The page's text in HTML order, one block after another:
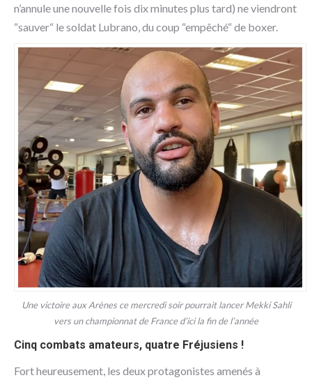
n’annule une nouvelle fois dix minutes plus tard) ne viendront
“sauver“ le soldat Lubrano, du coup “empêché“ de boxer.
Une victoire aux Arènes ce mercredi soir pourrait lancer Mekki Sahli
vers un championnat de France d’ici la fin de l’année
Cinq combats amateurs, quatre Fréjusiens !
Fort heureusement, les deux protagonistes amenés à